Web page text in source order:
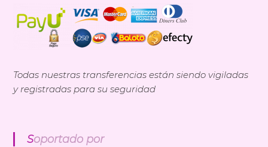
Todas nuestras transferencias están siendo vigiladas
y registradas para su seguridad
Soportado por